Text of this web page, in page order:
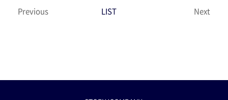
Previous LIST Next